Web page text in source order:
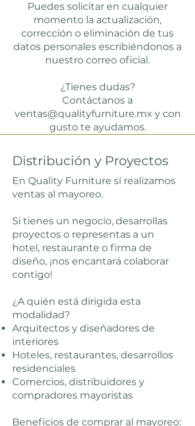
Puedes solicitar en cualquier
momento la actualización,
corrección o eliminación de tus
datos personales escribiéndonos a
nuestro correo oficial.
¿Tienes dudas?
Contáctanos a
ventas@qualityfurniture.mx y con
gusto te ayudamos.
Distribución y Proyectos
En Quality Furniture sí realizamos
ventas al mayoreo.
Si tienes un negocio, desarrollas
proyectos o representas a un
hotel, restaurante o firma de
diseño, ¡nos encantará colaborar
contigo!
¿A quién está dirigida esta
modalidad?
Arquitectos y diseñadores de
interiores
Hoteles, restaurantes, desarrollos
residenciales
Comercios, distribuidores y
compradores mayoristas
Beneficios de comprar al mayoreo: